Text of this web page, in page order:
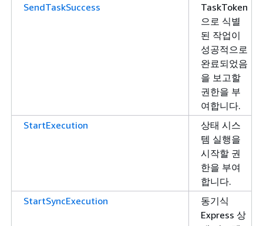
SendTaskSuccess
TaskToken
으로 식별
된 작업이
성공적으로
완료되었음
을 보고할
권한을 부
여합니다.
StartExecution
상태 시스
템 실행을
시작할 권
한을 부여
합니다.
StartSyncExecution
동기식
Express 상